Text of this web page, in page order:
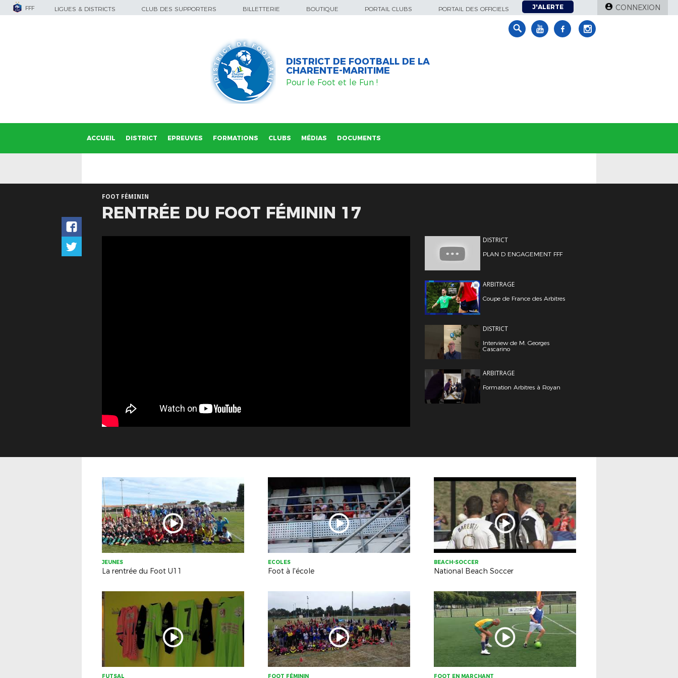
FFF LIGUES & DISTRICTS CLUB DES SUPPORTERS BILLETTERIE BOUTIQUE PORTAIL CLUBS PORTAIL DES OFFICIELS J'ALERTE CONNEXION
DISTRICT DE FOOTBALL DE LA
CHARENTE-MARITIME
Pour le Foot et le Fun !
ACCUEIL DISTRICT EPREUVES FORMATIONS CLUBS MÉDIAS DOCUMENTS
FOOT FÉMININ
RENTRÉE DU FOOT FÉMININ 17
DISTRICT
PLAN D ENGAGEMENT FFF
ARBITRAGE
Coupe de France des Arbitres
DISTRICT
Interview de M. Georges
Cascarino
ARBITRAGE
Formation Arbitres à Royan
JEUNES
La rentrée du Foot U11
ECOLES
Foot à l'école
BEACH-SOCCER
National Beach Soccer
FUTSAL FOOT FÉMININ FOOT EN MARCHANT